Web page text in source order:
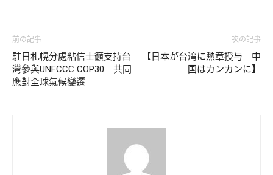
前の記事
駐日札幌分處粘信士籲支持台
灣參與UNFCCC COP30 共同
應對全球氣候變遷
次の記事
【日本が台湾に勲章授与 中
国はカンカンに】